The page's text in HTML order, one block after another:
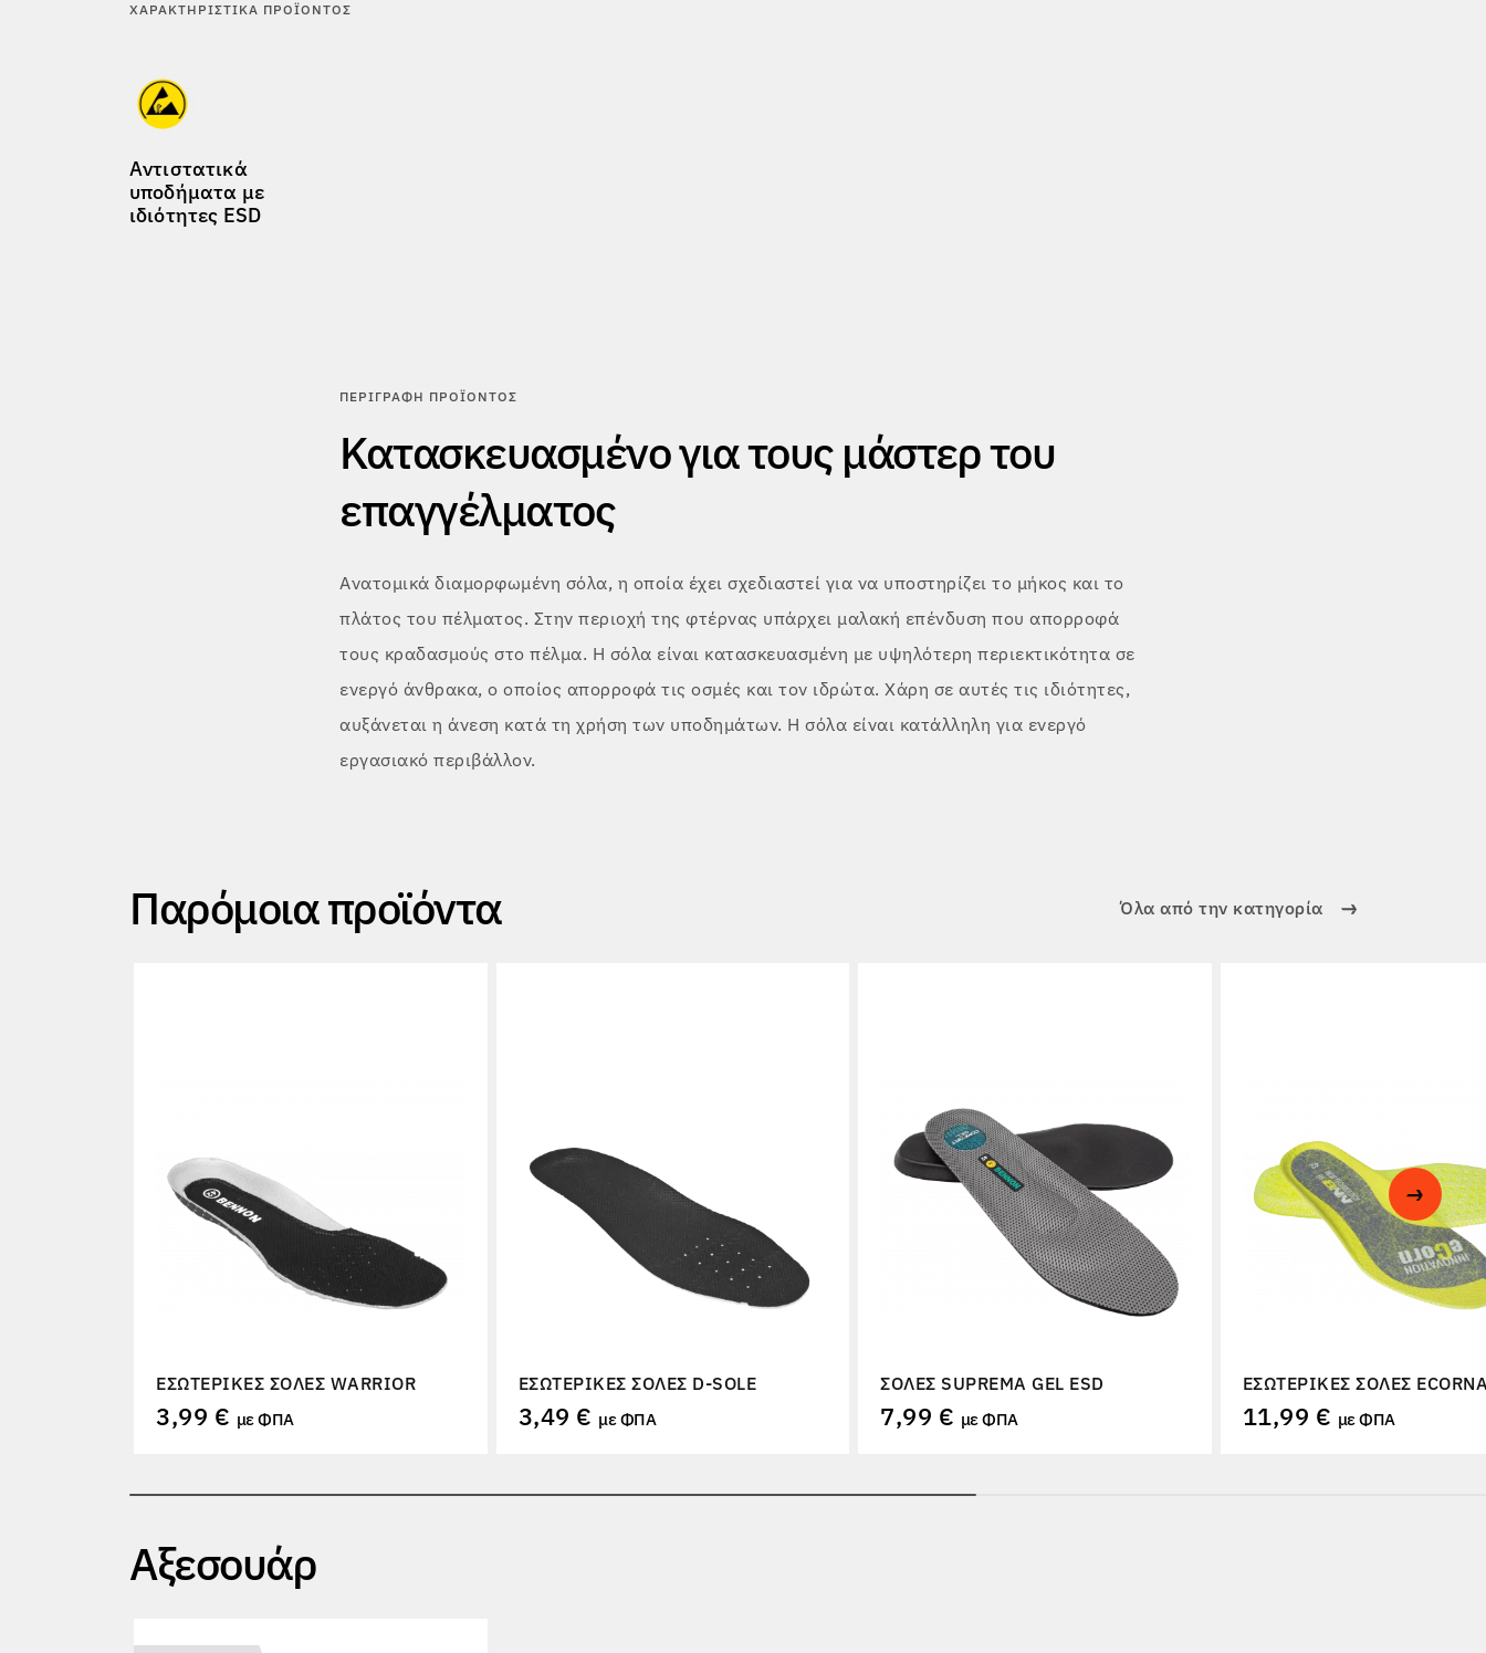
ΧΑΡΑΚΤΗΡΙΣΤΙΚΆ ΠΡΟΪΌΝΤΟΣ
Αντιστατικά
υποδήματα με
ιδιότητες ESD
ΠΕΡΙΓΡΑΦΉ ΠΡΟΪΌΝΤΟΣ
Κατασκευασμένο για τους μάστερ του
επαγγέλματος
Ανατομικά διαμορφωμένη σόλα, η οποία έχει σχεδιαστεί για να υποστηρίζει το μήκος και το
πλάτος του πέλματος. Στην περιοχή της φτέρνας υπάρχει μαλακή επένδυση που απορροφά
τους κραδασμούς στο πέλμα. Η σόλα είναι κατασκευασμένη με υψηλότερη περιεκτικότητα σε
ενεργό άνθρακα, ο οποίος απορροφά τις οσμές και τον ιδρώτα. Χάρη σε αυτές τις ιδιότητες,
αυξάνεται η άνεση κατά τη χρήση των υποδημάτων. Η σόλα είναι κατάλληλη για ενεργό
εργασιακό περιβάλλον.
Παρόμοια προϊόντα Όλα από την κατηγορία
ΕΣΩΤΕΡΙΚΈΣ ΣΌΛΕΣ WARRIOR
3,99 € με ΦΠΑ
ΕΣΩΤΕΡΙΚΈΣ ΣΌΛΕΣ D-SOLE
3,49 € με ΦΠΑ
ΣΌΛΕΣ SUPREMA GEL ESD
7,99 € με ΦΠΑ
ΕΣΩΤΕΡΙΚΈΣ ΣΌΛΕΣ
11,99 € με ΦΠΑ
Αξεσουάρ